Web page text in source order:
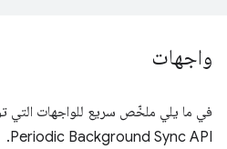
واجهات
في ما يلي ملخّص سريع للواجهات التي
Periodic Background Sync API.